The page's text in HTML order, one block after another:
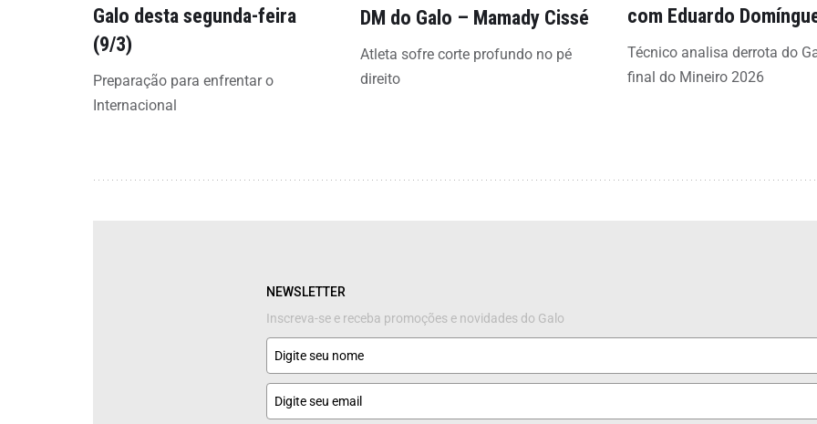
Galo desta segunda-feira
(9/3)
Preparação para enfrentar o
Internacional
DM do Galo – Mamady Cissé
Atleta sofre corte profundo no pé
direito
com Eduardo
Técnico analisa derrota do
final do Mineiro 2026
NEWSLETTER
Inscreva-se e receba promoções e novidades do Galo